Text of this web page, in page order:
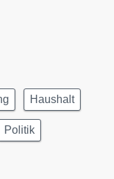
Haushalt
Politik